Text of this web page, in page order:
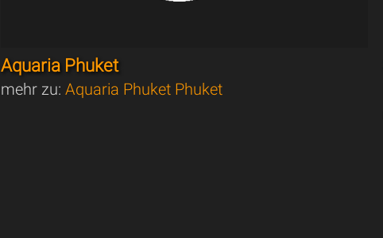
Aquaria Phuket
mehr zu:Aquaria Phuket Phuket